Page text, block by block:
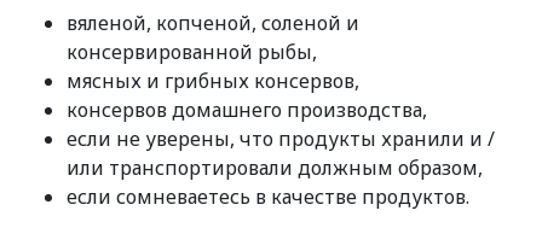
вяленой, копченой, соленой и
консервированной рыбы,
мясных и грибных консервов,
консервов домашнего производства,
если не уверены, что продукты хранили и /
или транспортировали должным образом,
если сомневаетесь в качестве продуктов.